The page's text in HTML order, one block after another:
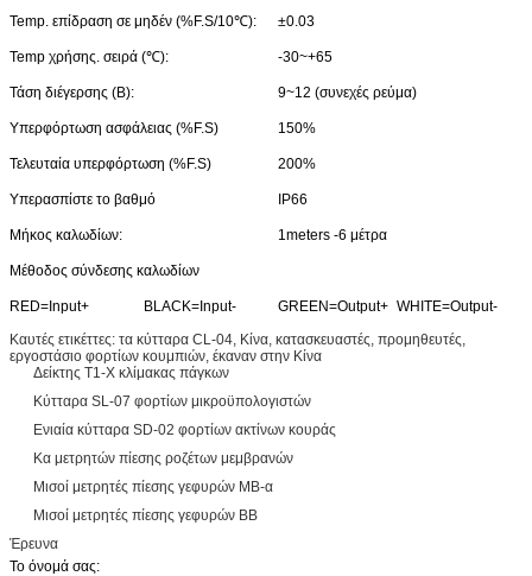
Temp. επίδραση σε μηδέν (%F.S/10℃): ±0.03
Temp χρήσης. σειρά (℃): -30~+65
Τάση διέγερσης (Β): 9~12 (συνεχές ρεύμα)
Υπερφόρτωση ασφάλειας (%F.S) 150%
Τελευταία υπερφόρτωση (%F.S) 200%
Υπερασπίστε το βαθμό IP66
Μήκος καλωδίων: 1meters -6 μέτρα
Μέθοδος σύνδεσης καλωδίων
RED=Input+ BLACK=Input- GREEN=Output+ WHITE=Output-
Καυτές ετικέττες: τα κύτταρα CL-04, Κίνα, κατασκευαστές, προμηθευτές,
εργοστάσιο φορτίων κουμπιών, έκαναν στην Κίνα
Δείκτης T1-Χ κλίμακας πάγκων
Κύτταρα SL-07 φορτίων μικροϋπολογιστών
Ενιαία κύτταρα SD-02 φορτίων ακτίνων κουράς
Κα μετρητών πίεσης ροζέτων μεμβρανών
Μισοί μετρητές πίεσης γεφυρών ΜΒ-α
Μισοί μετρητές πίεσης γεφυρών BB
Έρευνα
Το όνομά σας: